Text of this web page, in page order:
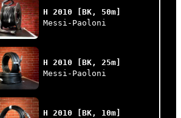
H 2010 [BK, 50m]
Messi-Paoloni
H 2010 [BK, 25m]
Messi-Paoloni
H 2010 [BK, 10m]